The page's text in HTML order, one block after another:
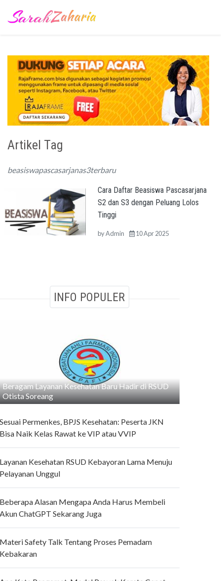
Artikel Tag
beasiswapascasarjanas3terbaru
Cara Daftar Beasiswa Pascasarjana
S2 dan S3 dengan Peluang Lolos
Tinggi
byAdmin 10 Apr 2025
INFO POPULER
Beragam Layanan Kesehatan Baru Hadir di RSUD
Otista Soreang
Permenkes, BPJS Kesehatan: Peserta JKN
Naik Kelas Rawat ke VIP atau VVIP
Kesehatan RSUD Kebayoran Lama Menuju
Unggul
Alasan Mengapa Anda Harus Membeli
ChatGPT Sekarang Juga
Safety Talk Tentang Proses Pemadam